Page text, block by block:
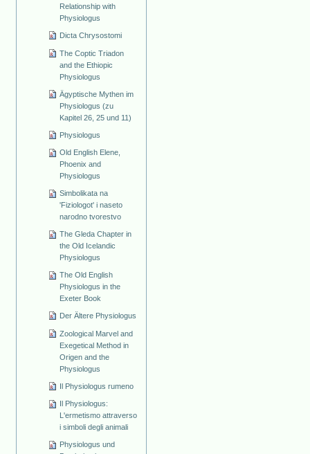
Relationship with
Physiologus
Dicta Chrysostomi
The Coptic Triadon
and the Ethiopic
Physiologus
Ägyptische Mythen im
Physiologus (zu
Kapitel 26, 25 und 11)
Physiologus
Old English Elene,
Phoenix and
Physiologus
Simbolikata na
'Fiziologot' i naseto
narodno tvorestvo
The Gleda Chapter in
the Old Icelandic
Physiologus
The Old English
Physiologus in the
Exeter Book
Der Ältere Physiologus
Zoological Marvel and
Exegetical Method in
Origen and the
Physiologus
Il Physiologus rumeno
Il Physiologus:
L'ermetismo attraverso
i simboli degli animali
Physiologus und